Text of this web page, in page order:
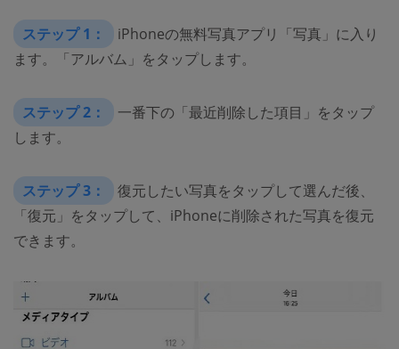
ステップ 1：
iPhoneの無料写真アプリ「写真」に入り
ます。「アルバム」をタップします。
ステップ 2：
一番下の「最近削除した項目」をタップ
します。
ステップ 3：
復元したい写真をタップして選んだ後、
「復元」をタップして、iPhoneに削除された写真を復元
できます。